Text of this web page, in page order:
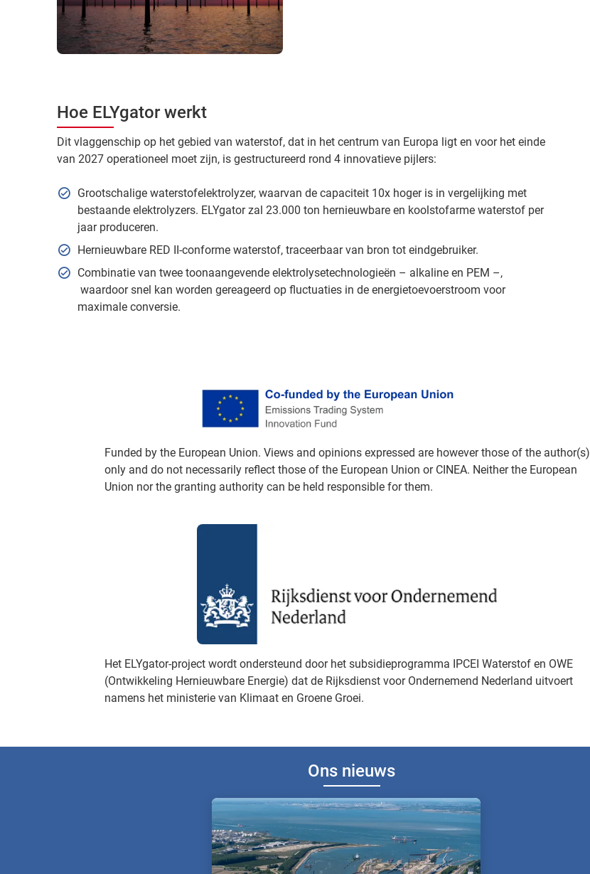
Hoe ELYgator werkt
Dit vlaggenschip op het gebied van waterstof, dat in het centrum van Europa ligt en voor het einde
van 2027 operationeel moet zijn, is gestructureerd rond 4 innovatieve pijlers:
Grootschalige waterstofelektrolyzer, waarvan de capaciteit 10x hoger is in vergelijking met
bestaande elektrolyzers. ELYgator zal 23.000 ton hernieuwbare en koolstofarme waterstof per
jaar produceren.
Hernieuwbare RED II-conforme waterstof, traceerbaar van bron tot eindgebruiker.
Combinatie van twee toonaangevende elektrolysetechnologieën – alkaline en PEM –,
waardoor snel kan worden gereageerd op fluctuaties in de energietoevoerstroom voor
maximale conversie.
Funded by the European Union. Views and opinions expressed are however those of the author(s)
only and do not necessarily reflect those of the European Union or CINEA. Neither the European
Union nor the granting authority can be held responsible for them.
Het ELYgator-project wordt ondersteund door het subsidieprogramma IPCEI Waterstof en OWE
(Ontwikkeling Hernieuwbare Energie) dat de Rijksdienst voor Ondernemend Nederland uitvoert
namens het ministerie van Klimaat en Groene Groei.
Ons nieuws